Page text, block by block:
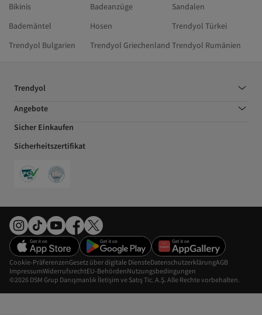
Bikinis
Badeanzüge
Sandalen
Bademäntel
Hosen
Trendyol Türkei
Trendyol Bulgarien
Trendyol Griechenland Trendyol Rumänien
Trendyol
Angebote
Sicher Einkaufen
Sicherheitszertifikat
©2026 DSM Grup Danışmanlık İletişim ve Satış Tic. A.Ş. Alle Rechte vorbehalten.
Cookie-PräferenzenGesetz über digitale DiensteDatenschutzerklärungAGB
ImpressumWiderrufsrechtEU-BehördenNutzungsbedingungen